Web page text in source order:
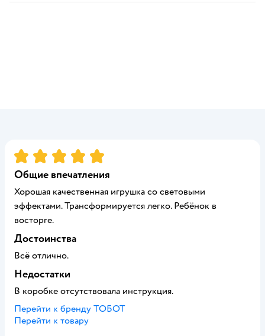
Рейтинг:5
Общие впечатления
Хорошая качественная игрушка со световыми
эффектами. Трансформируется легко. Ребёнок в
восторге.
Достоинства
Всё отлично.
Недостатки
В коробке отсутствовала инструкция.
Перейти к бренду ТОБОТ
Перейти к товару